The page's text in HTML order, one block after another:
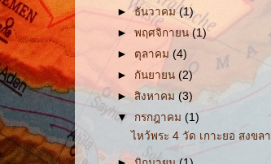
►ธันวาคม(1)
►พฤศจิกายน(1)
► ตุลาคม(4)
► กันยายน(2)
►สิงหาคม (3)
▼ กรกฎาคม (1)
ไหว้พระ 4 วัด เกาะยอ สงขลา